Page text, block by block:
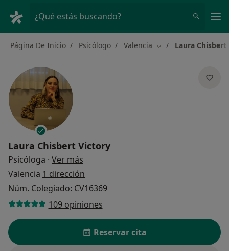
¿Qué estás buscando?
Página De Inicio Psicólogo Valencia Cambiar de ciudad
Laura
Laura Chisbert Victory
Psicóloga · Ver más
Valencia 1 dirección
Núm. Colegiado: CV16369
109 opiniones
Reservar cita